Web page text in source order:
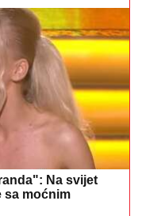
Na svijet
sa moćnim